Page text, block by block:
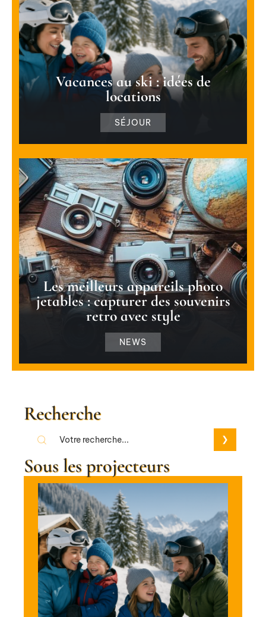
Vacances au ski : idées de
locations
SÉJOUR
Les meilleurs appareils photo
jetables : capturer des souvenirs
retro avec style
NEWS
Recherche
Sous les projecteurs